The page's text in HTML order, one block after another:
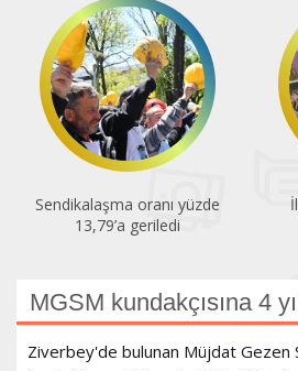
Sendikalaşma oranı yüzde
13,79’a geriledi
MGSM kundakçısına 4
Ziverbey'de bulunan Müjdat Gezen